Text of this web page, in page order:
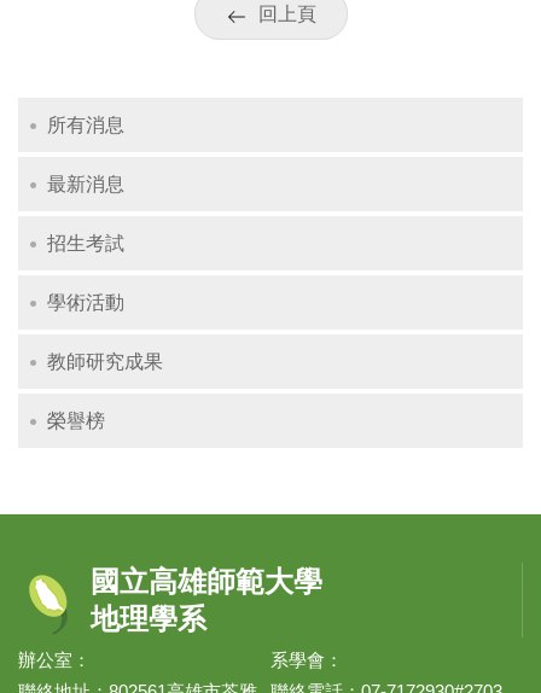
回上頁
所有消息
最新消息
招生考試
學術活動
教師研究成果
榮譽榜
國立高雄師範大學
地理學系
辦公室：
系學會：